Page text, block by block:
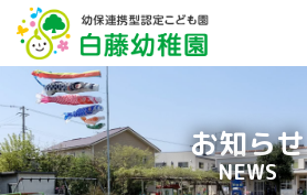
お知らせ
NEWS